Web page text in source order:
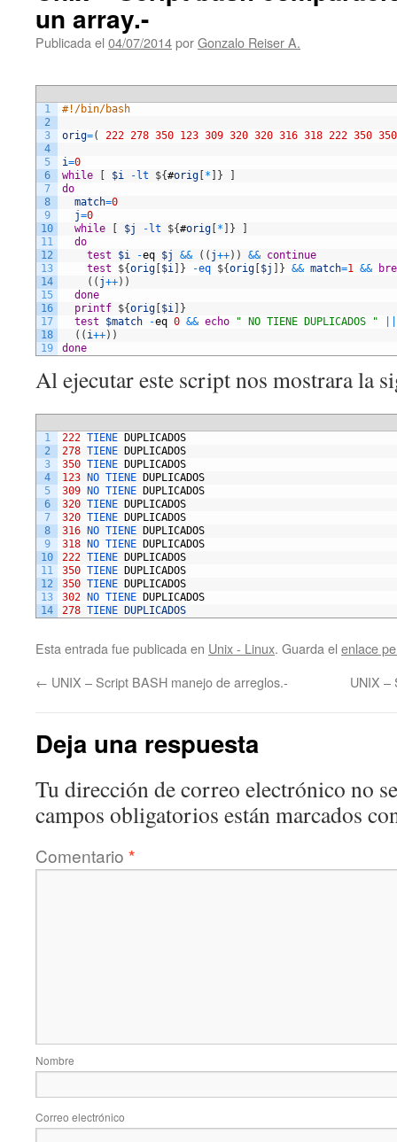
un array.-
Publicada el 04/07/2014porGonzalo Reiser A.
1
2
3
4
5
6
7
8
9
10
11
12
13
14
15
16
17
18
19
#!/bin/bash
orig=( 222 278 350 123 309 320 320 316 318 222 350 350
i=0
while
$i - lt ${#orig * }
do
match=0
j=0
while
$j - lt ${#orig * }
do
test
$i -eq $j && ( ( j++) ) && continue
test
${orig $i } -eq ${orig $j } && match=1 &&
( ( j++) )
done
printf ${orig $i
}
test
$match -eq 0 && echo " NO TIENE DUPLICADOS "
( ( i++) )
done
Al ejecutar este script nos mostrara la
1
2
3
4
5
6
7
8
9
10
11
12
13
14
222 TIENE
DUPLICADOS
278 TIENE
DUPLICADOS
350 TIENE
DUPLICADOS
123
NO TIENE
DUPLICADOS
309
NO TIENE
DUPLICADOS
320 TIENE
DUPLICADOS
320 TIENE
DUPLICADOS
316
NO TIENE
DUPLICADOS
318
NO TIENE
DUPLICADOS
222 TIENE
DUPLICADOS
350 TIENE
DUPLICADOS
350 TIENE
DUPLICADOS
302
NO TIENE
DUPLICADOS
278 TIENE DUPLICADOS
Esta entrada fue publicada en Unix - Linux. Guarda el enlace
← UNIX – Script BASH manejo de arreglos.- UNIX –
Deja una respuesta
Tu dirección de correo electrónico no
campos obligatorios están marcados
Comentario *
Nombre
Correo electrónico